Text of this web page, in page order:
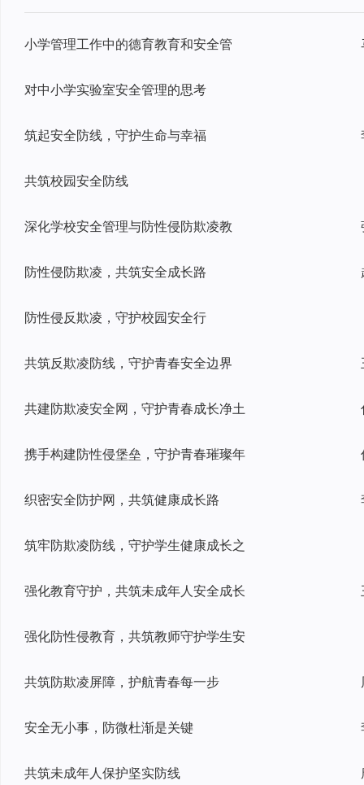
小学管理工作中的德育教育和安全管
对中小学实验室安全管理的思考
筑起安全防线，守护生命与幸福
共筑校园安全防线
深化学校安全管理与防性侵防欺凌教
防性侵防欺凌，共筑安全成长路
防性侵反欺凌，守护校园安全行
共筑反欺凌防线，守护青春安全边界
共建防欺凌安全网，守护青春成长净土
携手构建防性侵堡垒，守护青春璀璨年
织密安全防护网，共筑健康成长路
筑牢防欺凌防线，守护学生健康成长之
强化教育守护，共筑未成年人安全成长
强化防性侵教育，共筑教师守护学生安
共筑防欺凌屏障，护航青春每一步
安全无小事，防微杜渐是关键
共筑未成年人保护坚实防线